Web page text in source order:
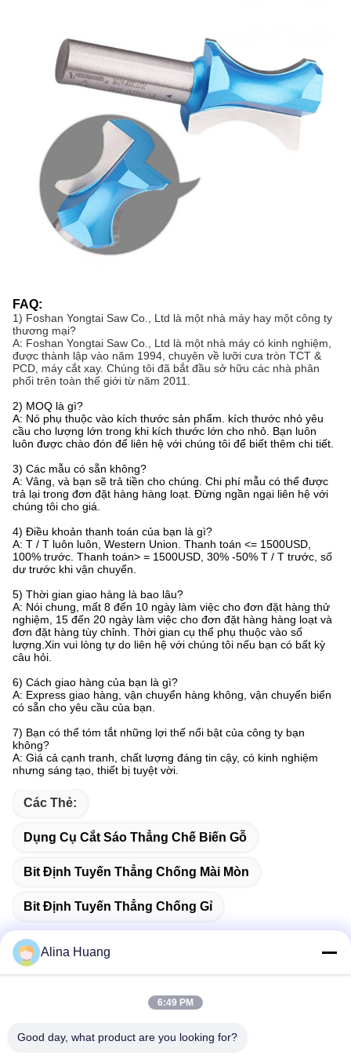
FAQ:
1) Foshan Yongtai Saw Co., Ltd là một nhà máy hay một công ty
thương mại?
A: Foshan Yongtai Saw Co., Ltd là một nhà máy có kinh nghiệm,
được thành lập vào năm 1994, chuyên về lưỡi cưa tròn TCT &
PCD, máy cắt xay. Chúng tôi đã bắt đầu sở hữu các nhà phân
phối trên toàn thế giới từ năm 2011.
2) MOQ là gì?
A: Nó phụ thuộc vào kích thước sản phẩm. kích thước nhỏ yêu
cầu cho lượng lớn trong khi kích thước lớn cho nhỏ. Bạn luôn
luôn được chào đón để liên hệ với chúng tôi để biết thêm chi tiết.
3) Các mẫu có sẵn không?
A: Vâng, và bạn sẽ trả tiền cho chúng. Chi phí mẫu có thể được
trả lại trong đơn đặt hàng hàng loạt. Đừng ngần ngại liên hệ với
chúng tôi cho giá.
4) Điều khoản thanh toán của bạn là gì?
A: T / T luôn luôn, Western Union. Thanh toán <= 1500USD,
100% trước. Thanh toán> = 1500USD, 30% -50% T / T trước, số
dư trước khi vận chuyển.
5) Thời gian giao hàng là bao lâu?
A: Nói chung, mất 8 đến 10 ngày làm việc cho đơn đặt hàng thử
nghiệm, 15 đến 20 ngày làm việc cho đơn đặt hàng hàng loạt và
đơn đặt hàng tùy chỉnh. Thời gian cụ thể phụ thuộc vào số
lượng.Xin vui lòng tự do liên hệ với chúng tôi nếu bạn có bất kỳ
câu hỏi.
6) Cách giao hàng của bạn là gì?
A: Express giao hàng, vận chuyển hàng không, vận chuyển biển
có sẵn cho yêu cầu của bạn.
7) Bạn có thể tóm tắt những lợi thế nổi bật của công ty bạn
không?
A: Giá cả cạnh tranh, chất lượng đáng tin cậy, có kinh nghiệm
nhưng sáng tạo, thiết bị tuyệt vời.
Các Thẻ:
Dụng Cụ Cắt Sáo Thẳng Chế Biến Gỗ
Bit Định Tuyến Thẳng Chống Mài Mòn
Bit Định Tuyến Thẳng Chống Gỉ
Địa chỉ
Alina Huang
6:49 PM
Good day, what product are you looking for?